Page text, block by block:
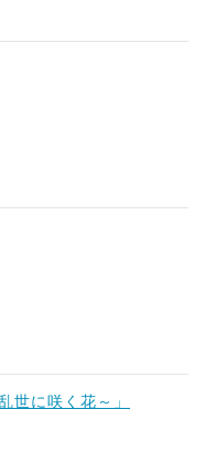
世に咲く花～」